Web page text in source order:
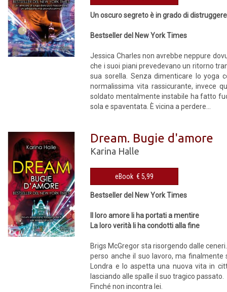
Un oscuro segreto è in grado di
Bestseller del New York Times
Jessica Charles non avrebbe neppure
che i suoi piani prevedevano un ritorno
sua sorella. Senza dimenticare lo yoga
normalissima vita rassicurante, invece
soldato mentalmente instabile ha fatto
sola e spaventata. È vicina a perdere...
Dream. Bugie d'amore
Karina Halle
eBook € 5,99
Bestseller del New York Times
Il loro amore li ha portati a mentire
La loro verità li ha condotti alla fine
Brigs McGregor sta risorgendo dalle
perso anche il suo lavoro, ma finalmente
Londra e lo aspetta una nuova vita in
lasciando alle spalle il suo tragico passato.
Finché non incontra lei.